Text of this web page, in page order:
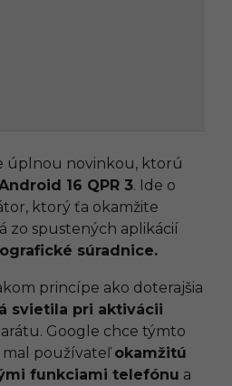
úplnou novinkou, ktorú
16 QPR 3. Ide o
ktorý ťa okamžite
zo spustených aplikácií
súradnice.
princípe ako doterajšia
svietila pri aktivácii
Google chce týmto
mal používateľ okamžitú
funkciami telefónu a